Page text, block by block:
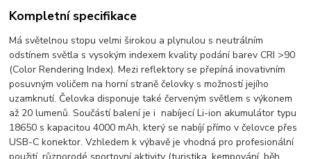
Kompletní specifikace
Má světelnou stopu velmi širokou a plynulou s neutrálním
odstínem světla s vysokým indexem kvality podání barev CRI >90
(Color Rendering Index). Mezi reflektory se přepíná inovativním
posuvným voličem na horní straně čelovky s možností jejího
uzamknutí. Čelovka disponuje také červeným světlem s výkonem
až 20 lumenů. Součástí balení je i nabíjecí Li-ion akumulátor typu
18650 s kapacitou 4000 mAh, který se nabíjí přímo v čelovce přes
USB-C konektor. Vzhledem k výbavě je vhodná pro profesionální